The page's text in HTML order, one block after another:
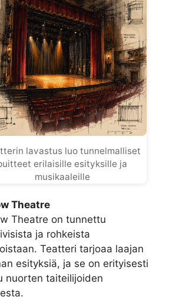
lavastus luo tunnelmalliset
erilaisille esityksille ja
musikaaleille
Theatre
Theatre on tunnettu
ja rohkeista
Teatteri tarjoaa laajan
esityksiä, ja se on erityisesti
nuorten taiteilijoiden